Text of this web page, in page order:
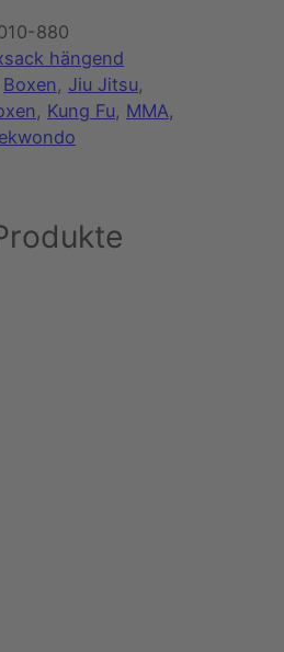
880
hängend
Boxen , Jiu Jitsu
, Kung Fu, MMA